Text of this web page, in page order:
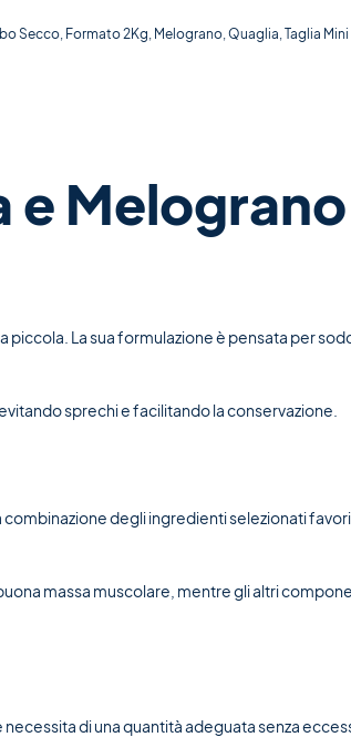
Secco, Formato 2Kg, Melograno,Quaglia,Taglia Mini
e
La sua formulazione è pensata per
sprechi e facilitando la conservazione.
degli ingredienti selezionati
massa muscolare, mentre gli altri
di una quantità adeguata senza